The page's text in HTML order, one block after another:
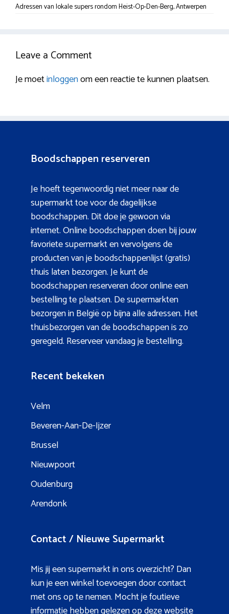
Adressen van lokale supers rondom Heist-Op-Den-Berg, Antwerpen
Leave a Comment
Je moetinloggenom een reactie te kunnen plaatsen.
Boodschappen reserveren
Je hoeft tegenwoordig niet meer naar de
supermarkt toe voor de dagelijkse
boodschappen. Dit doe je gewoon via
internet. Online boodschappen doen bij jouw
favoriete supermarkt en vervolgens de
producten van je boodschappenlijst (gratis)
thuis laten bezorgen. Je kunt de
boodschappen reserveren door online een
bestelling te plaatsen. De supermarkten
bezorgen in België op bijna alle adressen. Het
thuisbezorgen van de boodschappen is zo
geregeld. Reserveer vandaag je bestelling.
Recent bekeken
Velm
Beveren-Aan-De-Ijzer
Brussel
Nieuwpoort
Oudenburg
Arendonk
Contact / Nieuwe Supermarkt
Mis jij een supermarkt in ons overzicht? Dan
kun je een winkel toevoegen door contact
met ons op te nemen. Mocht je foutieve
informatie hebben gelezen op deze website